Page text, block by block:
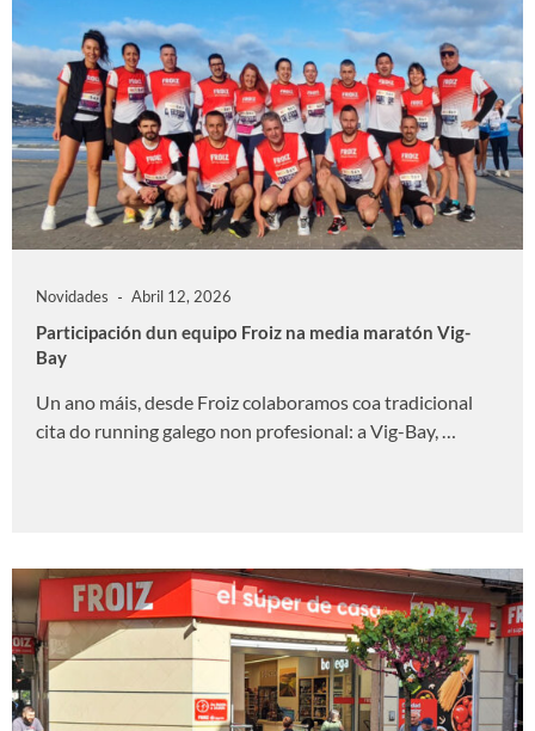
Novidades Abril 12, 2026
Participación dun equipo Froiz na media maratón Vig-
Bay
Un ano máis, desde Froiz colaboramos coa tradicional
cita do running galego non profesional: a Vig-Bay, …